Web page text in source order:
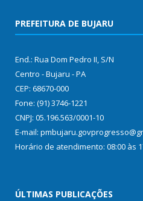
PREFEITURA DE BUJARU
End.: Rua Dom Pedro II, S/N
Centro - Bujaru - PA
CEP: 68670-000
Fone: (91) 3746-1221
CNPJ: 05.196.563/0001-10
E-mail:
Horário de atendimento: 08:00 às
ÚLTIMAS PUBLICAÇÕES